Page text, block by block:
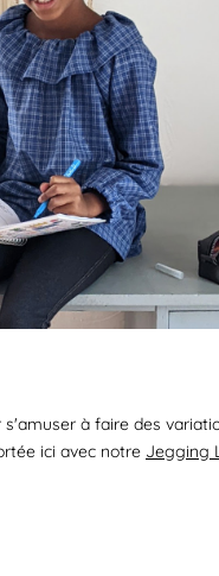
s'amuser à faire des
ici avec notre Jegging